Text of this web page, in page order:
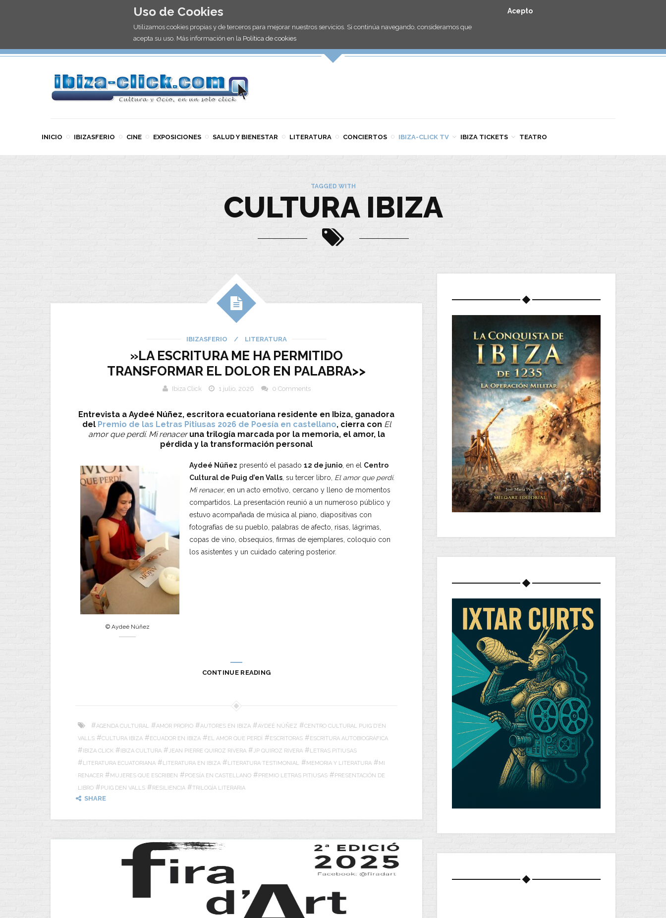
Uso de Cookies
Utilizamos cookies propias y de terceros para mejorar nuestros servicios. Si continúa navegando, consideramos que
acepta su uso. Más información en la Política de cookies
Acepto
INICIO IBIZASFERIO CINE EXPOSICIONES SALUD Y BIENESTAR LITERATURA CONCIERTOS IBIZA-CLICK TV IBIZA TICKETS TEATRO
TAGGED WITH
CULTURA IBIZA
IBIZASFERIO / LITERATURA
»LA ESCRITURA ME HA PERMITIDO
TRANSFORMAR EL DOLOR EN PALABRA>>
Ibiza Click 1 julio, 2026 0 Comments
Entrevista a Aydeé Núñez, escritora ecuatoriana residente en Ibiza, ganadora
del Premio de las Letras Pitiusas 2026 de Poesía en castellano, cierra con El
amor que perdí. Mi renaceruna trilogía marcada por la memoria, el amor, la
pérdida y la transformación personal
© Aydeé Núñez
Aydeé Núñez presentó el pasado 12 de junio , en el Centro
Cultural de Puig d’en Valls , su tercer libro, El amor que perdí.
Mi renacer, en un acto emotivo, cercano y lleno de momentos
compartidos. La presentación reunió a un numeroso público y
estuvo acompañada de música al piano, diapositivas con
fotografías de su pueblo, palabras de afecto, risas, lágrimas,
copas de vino, obsequios, firmas de ejemplares, coloquio con
los asistentes y un cuidado catering posterior.
CONTINUE READING
#AGENDA CULTURAL #AMOR PROPIO #AUTORES EN IBIZA #AYDEÉ NÚÑEZ #CENTRO CULTURAL PUIG D’EN
VALLS #CULTURA IBIZA #ECUADOR EN IBIZA #EL AMOR QUE PERDÍ #ESCRITORAS #ESCRITURA AUTOBIOGRÁFICA
#IBIZA CLICK #IBIZA CULTURA #JEAN PIERRE QUIROZ RIVERA #JP QUIROZ RIVERA #LETRAS PITIUSAS
#LITERATURA ECUATORIANA #LITERATURA EN IBIZA #LITERATURA TESTIMONIAL #MEMORIA Y LITERATURA #MI
RENACER #MUJERES QUE ESCRIBEN #POESÍA EN CASTELLANO #PREMIO LETRAS PITIUSAS #PRESENTACIÓN DE
LIBRO #PUIG DEN VALLS #RESILIENCIA #TRILOGÍA LITERARIA
SHARE